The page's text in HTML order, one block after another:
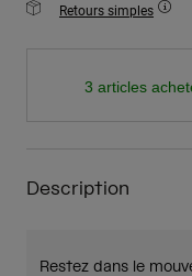
Retours simples
3 articles
Description
Restez dans le